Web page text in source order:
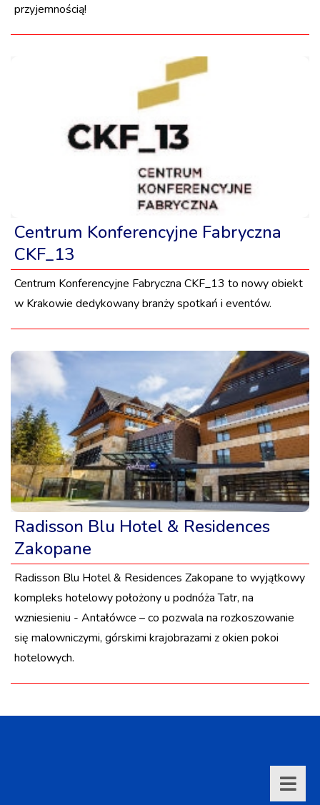
przyjemnością!
Centrum Konferencyjne Fabryczna
CKF_13
Centrum Konferencyjne Fabryczna CKF_13 to nowy obiekt
w Krakowie dedykowany branży spotkań i eventów.
Radisson Blu Hotel & Residences
Zakopane
Radisson Blu Hotel & Residences Zakopane to wyjątkowy
kompleks hotelowy położony u podnóża Tatr, na
wzniesieniu - Antałówce – co pozwala na rozkoszowanie
się malowniczymi, górskimi krajobrazami z okien pokoi
hotelowych.